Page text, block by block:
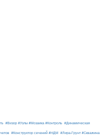
#Визор #Узлы #Мозаика #Контроль #Динамическая
#Конструктор сечений #НДМ #Лира-Грунт #Скважина